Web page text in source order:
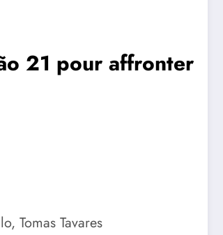
21 pour affronter
Tomas Tavares